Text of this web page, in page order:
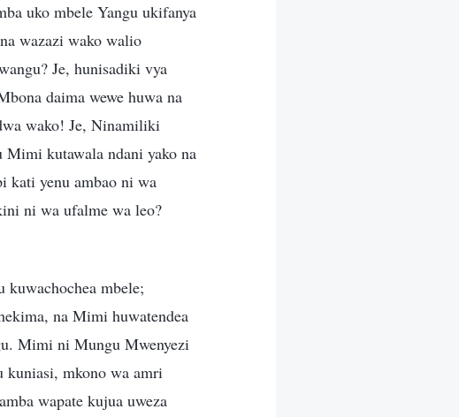
uko mbele Yangu ukifanya
wazazi wako walio
Je, hunisadiki vya
daima wewe huwa na
wako! Je, Ninamiliki
Mimi kutawala ndani yako na
kati yenu ambao ni wa
ni wa ufalme wa leo?
mbele;
na Mimi huwatendea
Mimi ni Mungu Mwenyezi
kuniasi, mkono wa amri
wapate kujua uweza